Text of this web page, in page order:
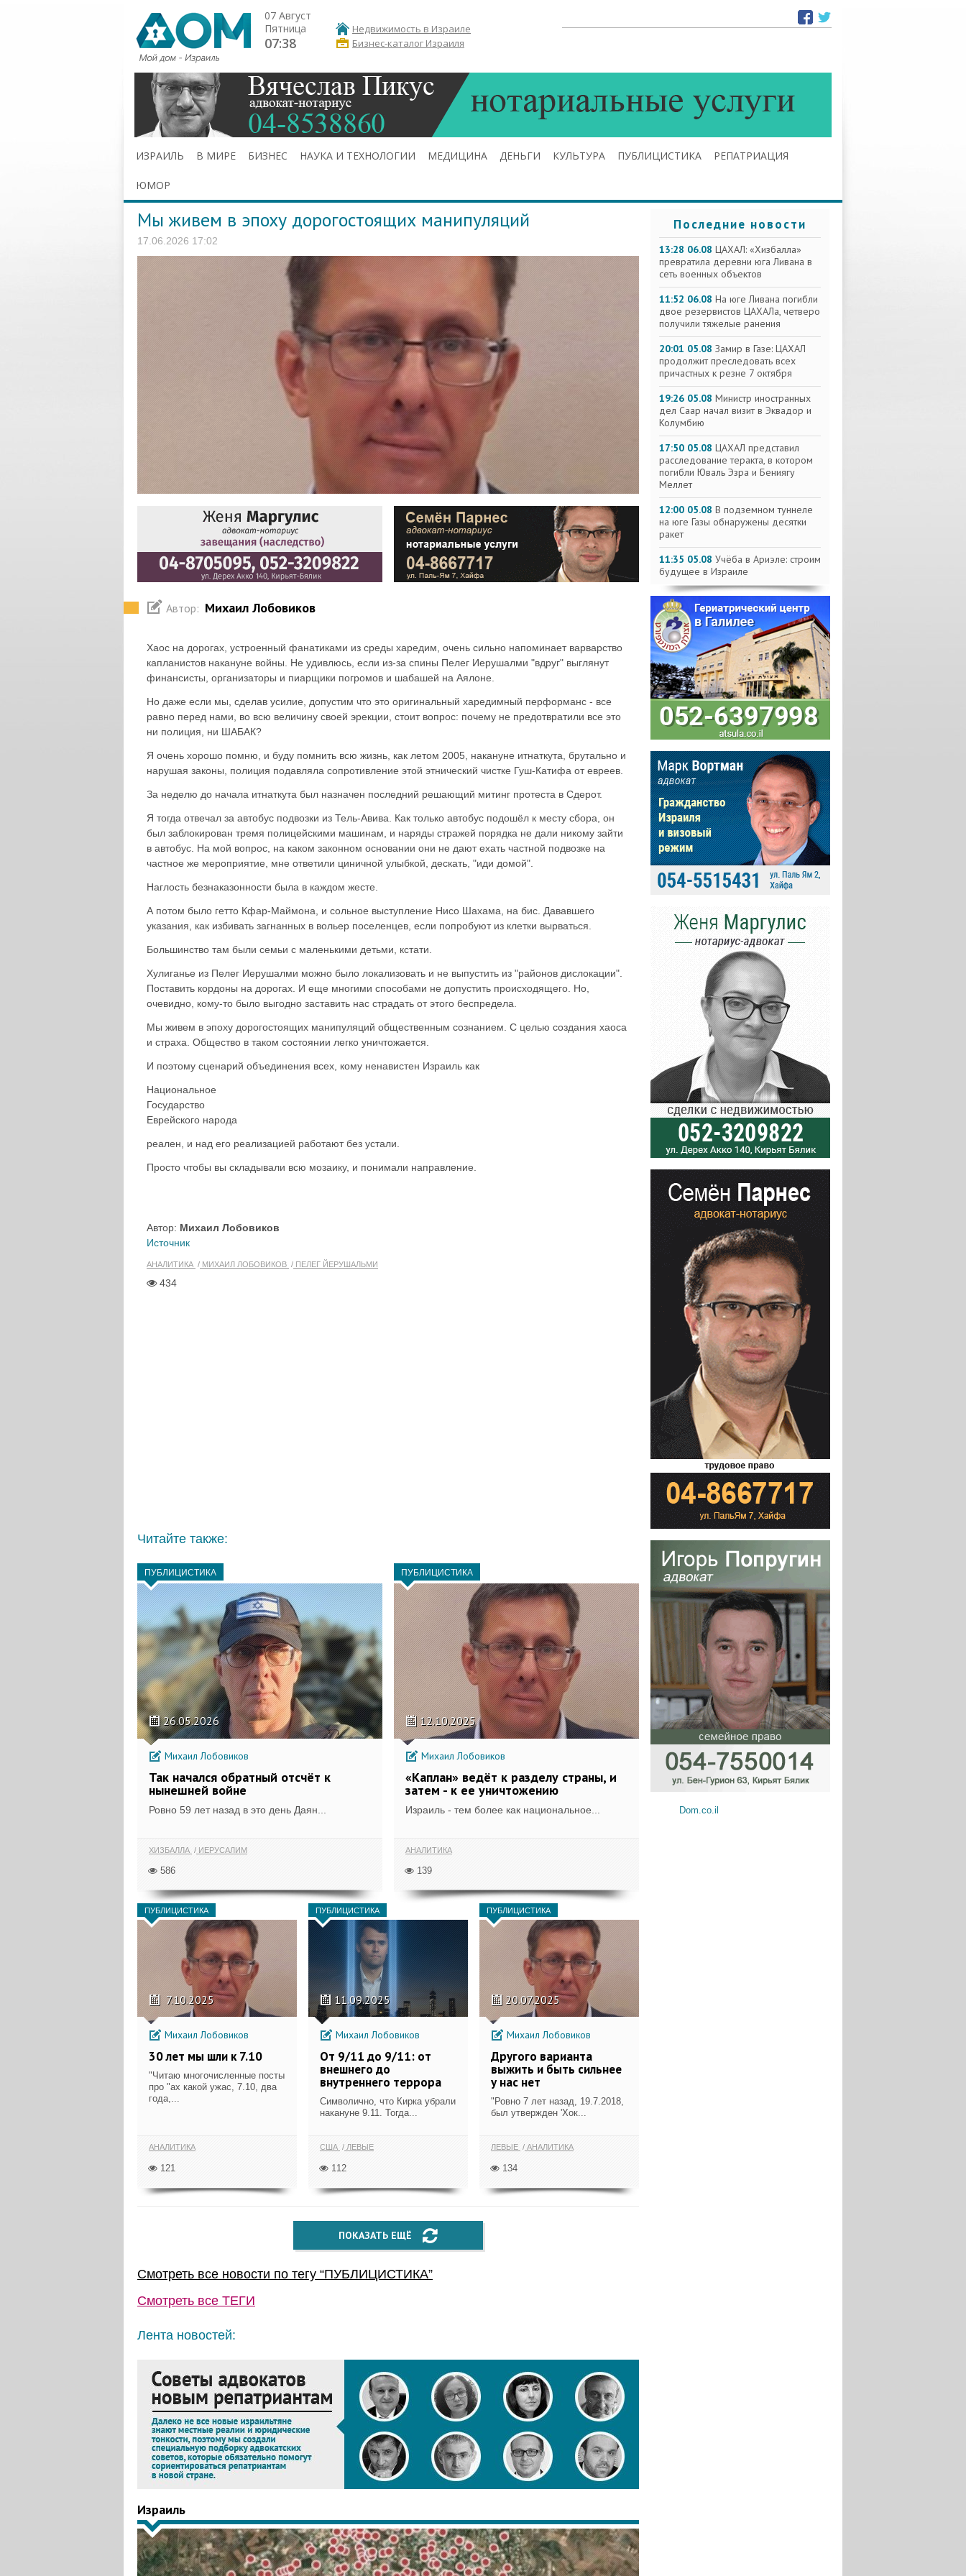
07 Август
Пятница
07:38
Недвижимость в Израиле
Бизнес-каталог Израиля
ИЗРАИЛЬ В МИРЕ БИЗНЕС НАУКА И ТЕХНОЛОГИИ МЕДИЦИНА ДЕНЬГИ КУЛЬТУРА ПУБЛИЦИСТИКА РЕПАТРИАЦИЯ
ЮМОР
Мы живем в эпоху дорогостоящих манипуляций
17.06.2026 17:02
Автор: Михаил Лобовиков
Хаос на дорогах, устроенный фанатиками из среды харедим, очень сильно напоминает варварство
капланистов накануне войны. Не удивлюсь, если из-за спины Пелег Иерушалми "вдруг" выглянут
финансисты, организаторы и пиарщики погромов и шабашей на Аялоне.
Но даже если мы, сделав усилие, допустим что это оригинальный харедимный перформанс - все
равно перед нами, во всю величину своей эрекции, стоит вопрос: почему не предотвратили все это
ни полиция, ни ШАБАК?
Я очень хорошо помню, и буду помнить всю жизнь, как летом 2005, накануне итнаткута, брутально и
нарушая законы, полиция подавляла сопротивление этой этнический чистке Гуш-Катифа от евреев.
За неделю до начала итнаткута был назначен последний решающий митинг протеста в Сдерот.
Я тогда отвечал за автобус подвозки из Тель-Авива. Как только автобус подошёл к месту сбора, он
был заблокирован тремя полицейскими машинам, и наряды стражей порядка не дали никому зайти
в автобус. На мой вопрос, на каком законном основании они не дают ехать частной подвозке на
частное же мероприятие, мне ответили циничной улыбкой, дескать, "иди домой".
Наглость безнаказонности была в каждом жесте.
А потом было гетто Кфар-Маймона, и сольное выступление Нисо Шахама, на бис. Дававшего
указания, как избивать загнанных в вольер поселенцев, если попробуют из клетки вырваться.
Большинство там были семьи с маленькими детьми, кстати.
Хулиганье из Пелег Иерушалми можно было локализовать и не выпустить из "районов дислокации".
Поставить кордоны на дорогах. И еще многими способами не допустить происходящего. Но,
очевидно, кому-то было выгодно заставить нас страдать от этого беспредела.
Мы живем в эпоху дорогостоящих манипуляций общественным сознанием. С целью создания хаоса
и страха. Общество в таком состоянии легко уничтожается.
И поэтому сценарий объединения всех, кому ненавистен Израиль как
Национальное
Государство
Еврейского народа
реален, и над его реализацией работают без устали.
Просто чтобы вы складывали всю мозаику, и понимали направление.
Автор: Михаил Лобовиков
Источник
АНАЛИТИКА МИХАИЛ ЛОБОВИКОВ ПЕЛЕГ ЙЕРУШАЛЬМИ
434
Читайте также:
ПУБЛИЦИСТИКА
26.05.2026
Михаил Лобовиков
Так начался обратный отсчёт к
нынешней войне
Ровно 59 лет назад в это день Даян...
ХИЗБАЛЛА ИЕРУСАЛИМ
586
ПУБЛИЦИСТИКА
12.10.2025
Михаил Лобовиков
«Каплан» ведёт к разделу страны, и
затем - к ее уничтожению
Израиль - тем более как национальное...
АНАЛИТИКА
139
ПУБЛИЦИСТИКА
7.10.2025
Михаил Лобовиков
30 лет мы шли к 7.10
"Читаю многочисленные посты
про "ах какой ужас, 7.10, два
года,...
АНАЛИТИКА
121
ПУБЛИЦИСТИКА
11.09.2025
Михаил Лобовиков
От 9/11 до 9/11: от
внешнего до
внутреннего террора
Символично, что Кирка убрали
накануне 9.11. Тогда...
США ЛЕВЫЕ
112
ПУБЛИЦИСТИКА
20.07.2025
Михаил Лобовиков
Другого варианта
выжить и быть сильнее
у нас нет
"Ровно 7 лет назад, 19.7.2018,
был утвержден 'Хок...
ЛЕВЫЕ АНАЛИТИКА
134
ПОКАЗАТЬ ЕЩЁ
Смотреть все новости по тегу “ПУБЛИЦИСТИКА”
Смотреть все ТЕГИ
Лента новостей:
Израиль
Последние новости
13:28 06.08 ЦАХАЛ: «Хизбалла»
превратила деревни юга Ливана в
сеть военных объектов
11:52 06.08 На юге Ливана погибли
двое резервистов ЦАХАЛа, четверо
получили тяжелые ранения
20:01 05.08 Замир в Газе: ЦАХАЛ
продолжит преследовать всех
причастных к резне 7 октября
19:26 05.08 Министр иностранных
дел Саар начал визит в Эквадор и
Колумбию
17:50 05.08 ЦАХАЛ представил
расследование теракта, в котором
погибли Юваль Эзра и Бениягу
Меллет
12:00 05.08 В подземном туннеле
на юге Газы обнаружены десятки
ракет
11:35 05.08 Учёба в Ариэле: строим
будущее в Израиле
Dom.co.il